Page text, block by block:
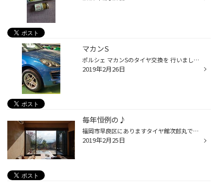
マカンS
ポルシェ マカンSのタイヤ交換を 行いました〜^ ^ タイヤはブリヂストン アレンザ001 フロント 235/60R18 リヤ 255/55R18 輸入車のタイヤ交換もお任せください^ ^
2019年2月26日
毎年恒例の♪
福岡市早良区にありますタイヤ館次郎丸です☆★☆ 毎年恒例のあれがやってきました！ そうです。母娘で行く湯布院旅行です。笑 何もせずゆっくりのんびり～温泉入りまくりの旅です♪ 部屋にお風呂があるのでなーんにも気にならない。 こんな家だったらいいなー
2019年2月25日